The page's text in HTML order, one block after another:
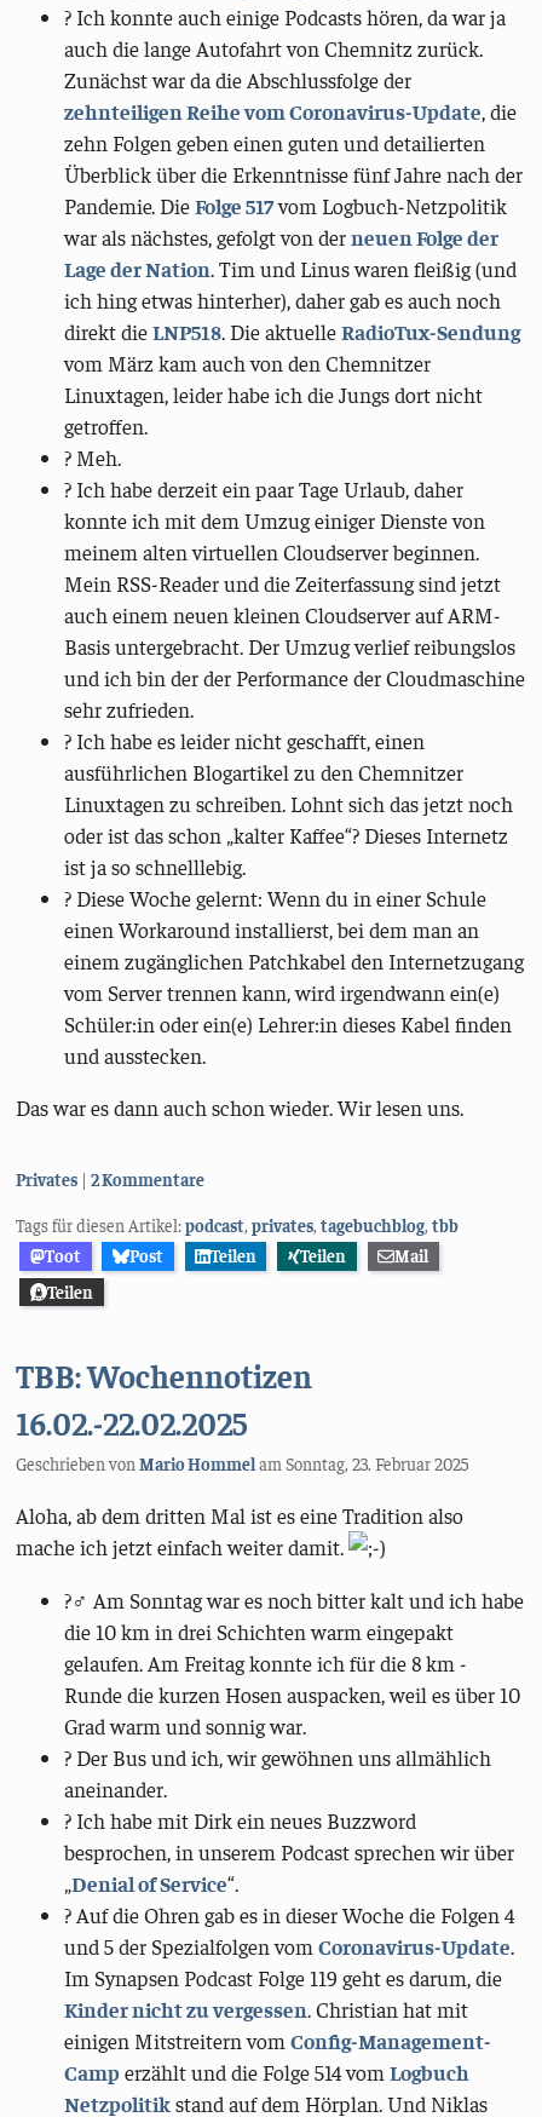
? Ich konnte auch einige Podcasts hören, da war ja
auch die lange Autofahrt von Chemnitz zurück.
Zunächst war da die Abschlussfolge der
zehnteiligen Reihe vom Coronavirus-Update, die
zehn Folgen geben einen guten und detailierten
Überblick über die Erkenntnisse fünf Jahre nach der
Pandemie. DieFolge 517vom Logbuch-Netzpolitik
war als nächstes, gefolgt von derneuen Folge der
Lage der Nation. Tim und Linus waren fleißig (und
ich hing etwas hinterher), daher gab es auch noch
direkt dieLNP518. Die aktuelleRadioTux-Sendung
vom März kam auch von den Chemnitzer
Linuxtagen, leider habe ich die Jungs dort nicht
getroffen.
? Meh.
?️ Ich habe derzeit ein paar Tage Urlaub, daher
konnte ich mit dem Umzug einiger Dienste von
meinem alten virtuellen Cloudserver beginnen.
Mein RSS-Reader und die Zeiterfassung sind jetzt
auch einem neuen kleinen Cloudserver auf ARM-
Basis untergebracht. Der Umzug verlief reibungslos
und ich bin der der Performance der Cloudmaschine
sehr zufrieden.
?️ Ich habe es leider nicht geschafft, einen
ausführlichen Blogartikel zu den Chemnitzer
Linuxtagen zu schreiben. Lohnt sich das jetzt noch
oder ist das schon „kalter Kaffee“? Dieses Internetz
ist ja so schnelllebig.
? Diese Woche gelernt: Wenn du in einer Schule
einen Workaround installierst, bei dem man an
einem zugänglichen Patchkabel den Internetzugang
vom Server trennen kann, wird irgendwann ein(e)
Schüler:in oder ein(e) Lehrer:in dieses Kabel finden
und ausstecken.
Das war es dann auch schon wieder. Wir lesen uns.
Kategorien:
Privates 2 Kommentare
Tags für diesen Artikel:podcast,privates,tagebuchblog,tbb
Toot
Post Teilen Teilen
Mail
Teilen
TBB: Wochennotizen
16.02.-22.02.2025
Geschrieben vonMario HommelamSonntag, 23. Februar 2025
Aloha, ab dem dritten Mal ist es eine Tradition also
mache ich jetzt einfach weiter damit.
?‍♂️ Am Sonntag war es noch bitter kalt und ich habe
die 10 km in drei Schichten warm eingepakt
gelaufen. Am Freitag konnte ich für die 8 km -
Runde die kurzen Hosen auspacken, weil es über 10
Grad warm und sonnig war.
? Der Bus und ich, wir gewöhnen uns allmählich
aneinander.
?️ Ich habe mit Dirk ein neues Buzzword
besprochen, in unserem Podcast sprechen wir über
„Denial of Service“.
? Auf die Ohren gab es in dieser Woche die Folgen 4
und 5 der Spezialfolgen vomCoronavirus-Update.
Im Synapsen Podcast Folge 119 geht es darum, die
Kinder nicht zu vergessen. Christian hat mit
einigen Mitstreitern vomConfig-Management-
Camperzählt und die Folge 514 vomLogbuch
Netzpolitikstand auf dem Hörplan. Und Niklas